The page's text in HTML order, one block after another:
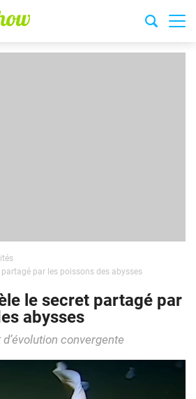
partagé par les poissons des abysses
le secret partagé par
abysses
convergente